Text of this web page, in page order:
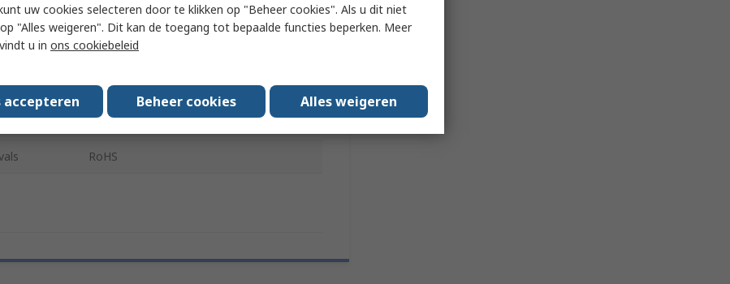
MCU
Name 8th Generation
RoHS
uw cookies selecteren door te klikken op "Beheer cookies". Als u dit niet
"Alles weigeren". Dit kan de toegang tot bepaalde functies beperken. Meer
u in ons cookiebeleid
accepteren Beheer cookies Alles weigeren